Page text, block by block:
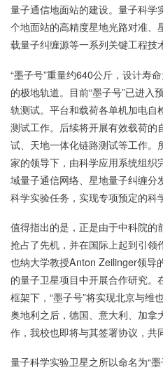
量子通信地面站的建设。量子科
个地面站的高精度星地光路对准、
载量子纠缠源等一系列关键工程技
“墨子号”重量约640公斤，设计寿
的极地轨道。目前“墨子号”已进入
轨测试。平台和载荷各单机加电自
测试工作。后续将开展有效载荷的
试、天地一体化链路测试等工作
家的领导下，由科学应用系统组
域量子通信网络、星地量子纠缠分
科学实验任务，实现专项预定的科
值得指出的是，正是由于中科院的
抢占了先机，并在国际上起到引
也纳大学教授Anton Zeilinger领导
的量子卫星项目中开展合作研究
框架下，“墨子号”将实现北京与维
奥地利之后，德国、意大利、加拿
作，我校也即将与其签署协议，共
量子科学实验卫星之所以命名为“